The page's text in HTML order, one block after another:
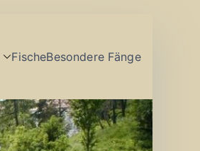
FischeBesondere Fänge